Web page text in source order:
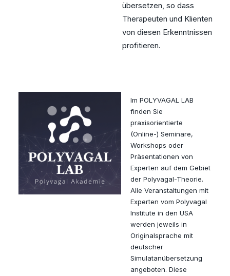
übersetzen, so dass
Therapeuten und Klienten
von diesen Erkenntnissen
profitieren.
Im POLYVAGAL LAB
finden Sie
praxisorientierte
(Online-) Seminare,
Workshops oder
Präsentationen von
Experten auf dem Gebiet
der Polyvagal-Theorie.
Alle Veranstaltungen mit
Experten vom Polyvagal
Institute in den USA
werden jeweils in
Originalsprache mit
deutscher
Simulatanübersetzung
angeboten. Diese